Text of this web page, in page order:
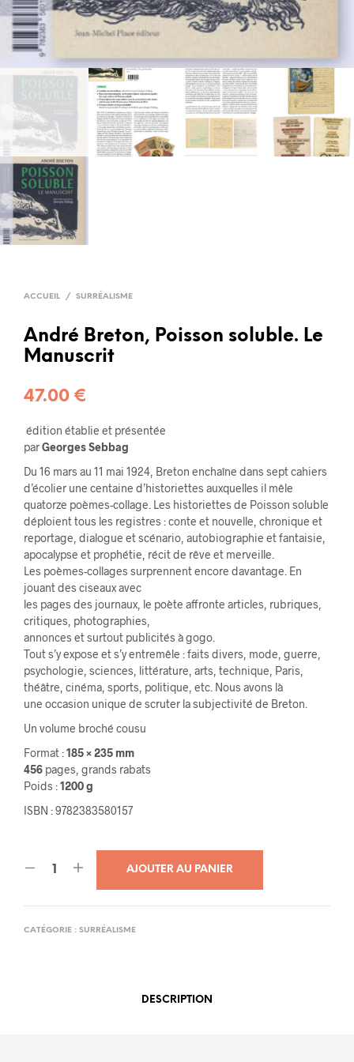
ACCUEIL / SURRÉALISME
André Breton, Poisson soluble. Le
Manuscrit
47.00 €
édition établie et présentée
parGeorges Sebbag
Du 16 mars au 11 mai 1924, Breton enchaîne dans sept cahiers
d’écolier une centaine d’historiettes auxquelles il mêle
quatorze poèmes-collage. Les historiettes de Poisson soluble
déploient tous les registres : conte et nouvelle, chronique et
reportage, dialogue et scénario, autobiographie et fantaisie,
apocalypse et prophétie, récit de rêve et merveille.
Les poèmes-collages surprennent encore davantage. En
jouant des ciseaux avec
les pages des journaux, le poète affronte articles, rubriques,
critiques, photographies,
annonces et surtout publicités à gogo.
Tout s’y expose et s’y entremêle : faits divers, mode, guerre,
psychologie, sciences, littérature, arts, technique, Paris,
théâtre, cinéma, sports, politique, etc. Nous avons là
une occasion unique de scruter la subjectivité de Breton.
Un volume broché cousu
Format :185 × 235 mm
456 pages, grands rabats
Poids :1200 g
ISBN : 9782383580157
AJOUTER AU PANIER
CATÉGORIE : SURRÉALISME
DESCRIPTION